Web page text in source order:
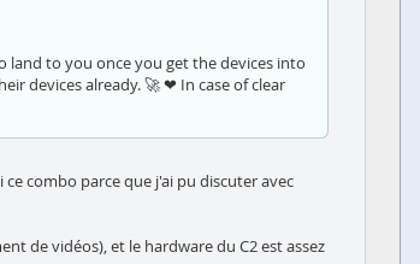
land to you once you get the devices into
devices already. 🚀 ❤ In case of clear
combo parce que j'ai pu discuter avec
de vidéos), et le hardware du C2 est assez